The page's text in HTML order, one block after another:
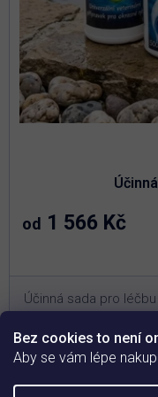
Bez cookies to není
Aby se vám lépe
od 1 566 Kč
Účinná sada pro
podporu jejich
Pro jezírka o
níže)
Akutní řešení při